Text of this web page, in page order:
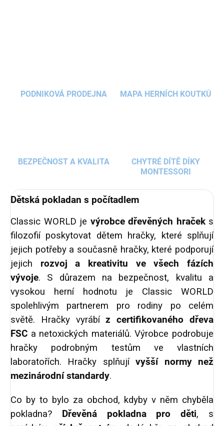
PODNIKOVÁ PRODEJNA MAPA HERNÍCH KOUTKŮ
BEZPEČNOST A KVALITA
CHYTRÉ DÍTĚ DÍKY
MONTESSORI
Dětská pokladan s počítadlem
Classic WORLD je výrobce dřevěných hračeks
filozofií poskytovat dětem hračky, které splňují
jejich potřeby a současně hračky, které podporují
jejich rozvoj a kreativitu ve všech fázích
vývoje. S důrazem na bezpečnost, kvalitu a
vysokou herní hodnotu je Classic WORLD
spolehlivým partnerem pro rodiny po celém
světě. Hračky vyrábíz certifikovaného dřeva
FSC a netoxických materiálů. Výrobce podrobuje
hračky podrobným testům ve vlastních
laboratořích. Hračky splňujívyšší normy než
mezinárodní standardy.
Co by to bylo za obchod, kdyby v něm chyběla
pokladna? Dřevěná pokladna pro děti, s